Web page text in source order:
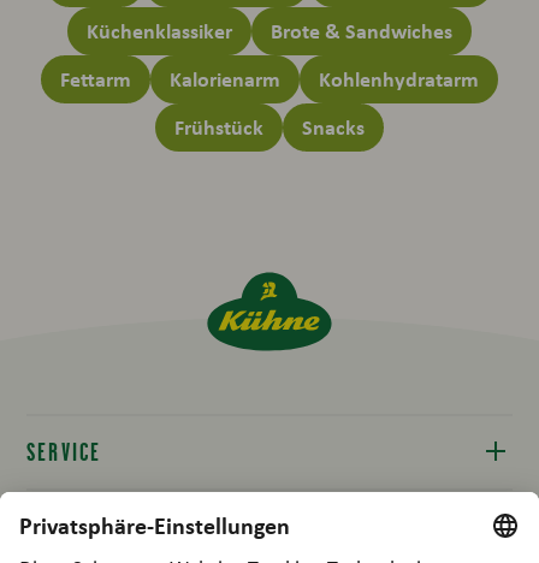
Küchenklassiker
Brote & Sandwiches
Fettarm
Kalorienarm
Kohlenhydratarm
Frühstück
Snacks
SERVICE
Kontakt
RECHTLICHES